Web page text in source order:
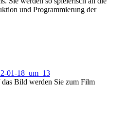
und Programmierung der
Bild werden Sie zum Film